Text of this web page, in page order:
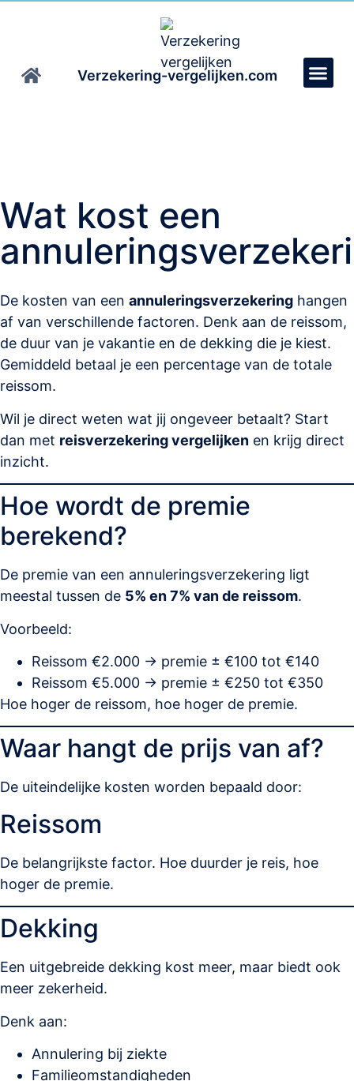
Verzekering-vergelijken.com
Wat kost een
De kosten van een annuleringsverzekering hangen
af van verschillende factoren. Denk aan de reissom,
de duur van je vakantie en de dekking die je kiest.
Gemiddeld betaal je een percentage van de totale
reissom.
Wil je direct weten wat jij ongeveer betaalt? Start
dan met reisverzekering vergelijken en krijg direct
inzicht.
Hoe wordt de premie
berekend?
De premie van een annuleringsverzekering ligt
meestal tussen de 5% en 7% van de reissom.
Voorbeeld:
Reissom €2.000 → premie ± €100 tot €140
Reissom €5.000 → premie ± €250 tot €350
Hoe hoger de reissom, hoe hoger de premie.
Waar hangt de prijs van af?
De uiteindelijke kosten worden bepaald door:
Reissom
De belangrijkste factor. Hoe duurder je reis, hoe
hoger de premie.
Dekking
Een uitgebreide dekking kost meer, maar biedt ook
meer zekerheid.
Denk aan:
Annulering bij ziekte
Familieomstandigheden